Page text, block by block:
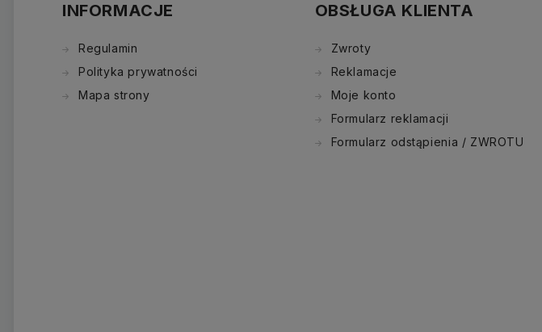
INFORMACJE
Regulamin
Polityka prywatności
Mapa strony
OBSŁUGA KLIENTA
Zwroty
Reklamacje
Moje konto
Formularz reklamacji
Formularz odstąpienia / ZWROTU